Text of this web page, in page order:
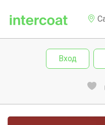
Вход